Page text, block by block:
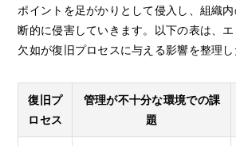
ポイントを足がかりとして侵入し、組織
断的に侵害していきます。以下の表は、
欠如が復旧プロセスに与える影響を整理し
復旧プ
ロセス
管理が不十分な環境での課
題